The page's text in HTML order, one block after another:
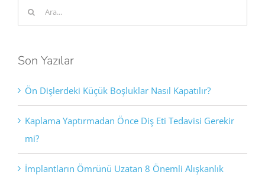
Ara:
Son Yazılar
Ön Dişlerdeki Küçük Boşluklar Nasıl Kapatılır?
Kaplama Yaptırmadan Önce Diş Eti Tedavisi Gerekir
mi?
İmplantların Ömrünü Uzatan 8 Önemli Alışkanlık